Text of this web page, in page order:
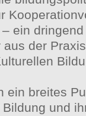
ein
der
ein breites
und